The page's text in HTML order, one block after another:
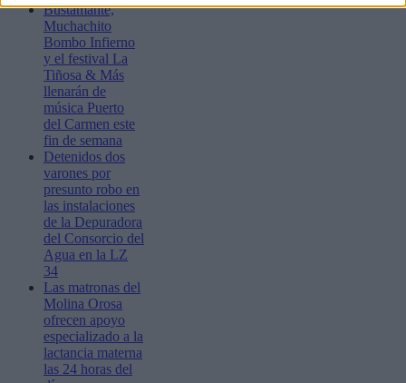
Bustamante,
Muchachito
Bombo Infierno
y el festival La
Tiñosa & Más
llenarán de
música Puerto
del Carmen este
fin de semana
Detenidos dos
varones por
presunto robo en
las instalaciones
de la Depuradora
del Consorcio del
Agua en la LZ
34
Las matronas del
Molina Orosa
ofrecen apoyo
especializado a la
lactancia materna
las 24 horas del